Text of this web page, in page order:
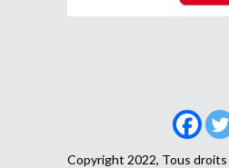
Copyright 2022, Tous